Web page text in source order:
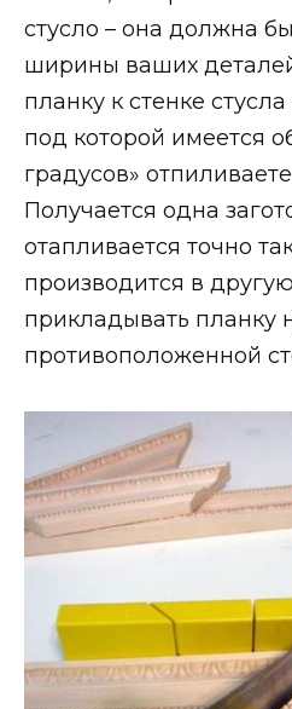
стусло – она должна
ширины ваших
планку к стенке
под которой имеется
градусов»
Получается одна
отапливается точно
производится в
прикладывать планку
противоположенной